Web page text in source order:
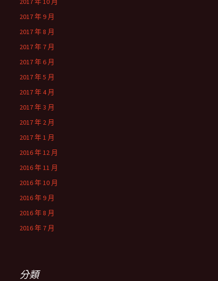
2017 年 9 月
2017 年 8 月
2017 年 7 月
2017 年 6 月
2017 年 5 月
2017 年 4 月
2017 年 3 月
2017 年 2 月
2017 年 1 月
2016 年 12 月
2016 年 11 月
2016 年 10 月
2016 年 9 月
2016 年 8 月
2016 年 7 月
分類